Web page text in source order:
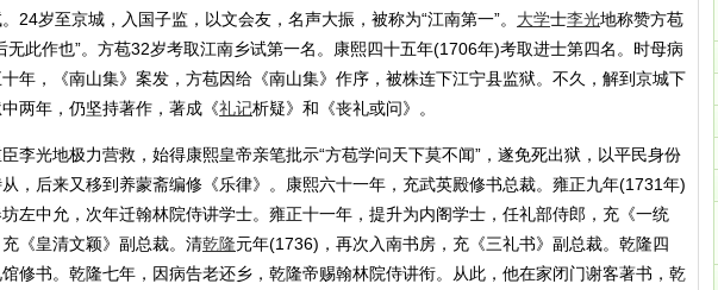
24岁至京城，入国子监，以文会友，名声大振，被称为“江南第一”。 大学士李光地称赞方苞
无此作也”。方苞32岁考取江南乡试第一名。康熙四十五年(1706年)考取进士第四名。时母病
年，《南山集》案发，方苞因给《南山集》作序，被株连下江宁县监狱。不久，解到京城下
两年，仍坚持著作，著成《礼记析疑》和《丧礼或问》。
光地极力营救，始得康熙皇帝亲笔批示“方苞学问天下莫不闻”，遂免死出狱，以平民身份
，后来又移到养蒙斋编修《乐律》。康熙六十一年，充武英殿修书总裁。雍正九年(1731年)
左中允，次年迁翰林院侍讲学士。雍正十一年，提升为内阁学士，任礼部侍郎，充《一统
《皇清文颖》副总裁。清乾隆元年(1736)，再次入南书房，充《三礼书》副总裁。乾隆四
修书。乾隆七年，因病告老还乡，乾隆帝赐翰林院侍讲衔。从此，他在家闭门谢客著书，乾